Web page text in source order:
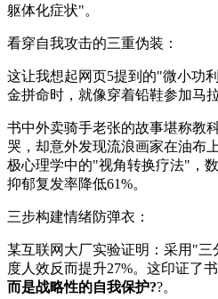
躯体化症状"。
看穿自我攻击的三重伪装：
这让我想起网页5提到的"微小
金拼命时，就像穿着铅鞋参加马
书中外卖骑手老张的故事堪称教
哭，却意外发现流浪画家在油布
极心理学中的"视角转换疗法"，
抑郁复发率降低61%。
三步构建情绪防弹衣：
某互联网大厂实验证明：采用"
度人效反而提升27%。这印证了
而是战略性的自我保护??。